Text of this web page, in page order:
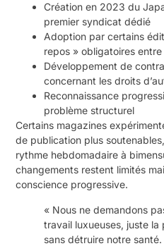
Création en 2023 du
premier syndicat dédié
Adoption par certains
repos » obligatoires
Développement de
concernant les droits
Reconnaissance
problème structurel
Certains magazines
de publication plus
rythme hebdomadaire à
changements restent limités
conscience progressive.
« Nous ne demandons
travail luxueuses, juste
sans détruire notre